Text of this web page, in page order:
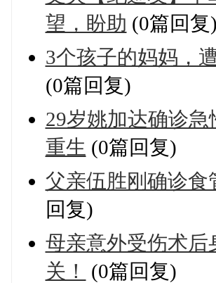
望，盼助 (0篇回复)
3个孩子的妈妈，
(0篇回复)
29岁姚加达确诊
重生 (0篇回复)
父亲伍胜刚确诊
回复)
母亲意外受伤术
关！
(0篇回复)